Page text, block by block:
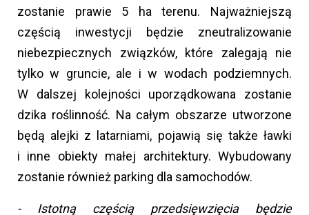
zostanie prawie 5 ha terenu. Najważniejszą
częścią inwestycji będzie zneutralizowanie
niebezpiecznych związków, które zalegają nie
tylko w gruncie, ale i w wodach podziemnych.
W dalszej kolejności uporządkowana zostanie
dzika roślinność. Na całym obszarze utworzone
będą alejki z latarniami, pojawią się także ławki
i inne obiekty małej architektury. Wybudowany
zostanie również parking dla samochodów.
- Istotną częścią przedsięwzięcia będzie